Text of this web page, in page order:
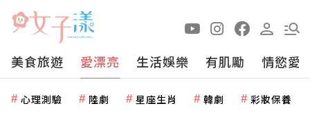
美食旅遊 愛漂亮 生活娛樂 有肌勵 情慾愛
心理測驗 陸劇 星座生肖 韓劇 彩妝保養